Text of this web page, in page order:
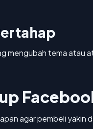
mengubah tema atau
agar pembeli yakin